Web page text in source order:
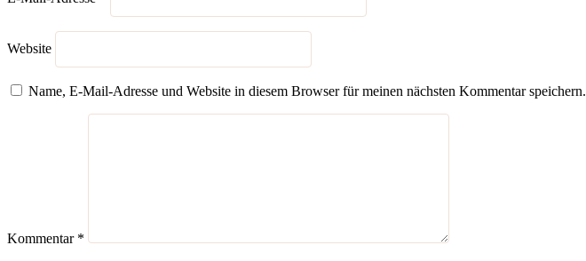
Website
Name, E-Mail-Adresse und Website in diesem Browser für meinen nächsten Kommentar speichern.
Kommentar *